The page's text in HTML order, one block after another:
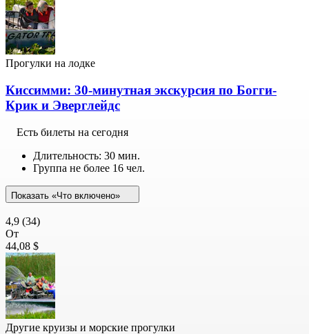
Прогулки на лодке
Киссимми: 30-минутная экскурсия по Богги-
Крик и Эверглейдс
Есть билеты на сегодня
Длительность: 30 мин.
Группа не более 16 чел.
Показать «Что включено»
4,9 (34)
От
44,08 $
Другие круизы и морские прогулки